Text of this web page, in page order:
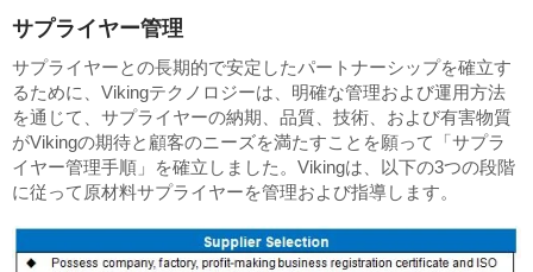
サプライヤー管理
サプライヤーとの長期的で安定したパートナーシップを確立す
るために、Vikingテクノロジーは、明確な管理および運用方法
を通じて、サプライヤーの納期、品質、技術、および有害物質
がVikingの期待と顧客のニーズを満たすことを願って「サプラ
イヤー管理手順」を確立しました。Vikingは、以下の3つの段階
に従って原材料サプライヤーを管理および指導します。